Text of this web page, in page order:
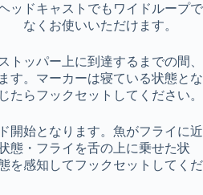
ッドキャストでもワイドループで
くお使いいただけます。
トッパー上に到達するまでの間、
す。マーカーは寝ている状態とな
たらフックセットしてください。
開始となります。魚がフライに近
態・フライを舌の上に乗せた状
を感知してフックセットしてくだ